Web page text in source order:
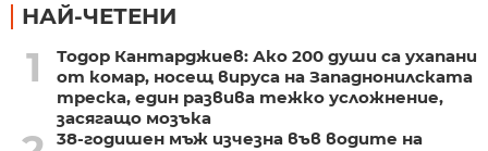
НАЙ-ЧЕТЕНИ
1
Тодор Кантарджиев: Ако 200 души са ухапани
от комар, носещ вируса на Западнонилската
треска, един развива тежко усложнение,
засягащо мозъка
38-годишен мъж изчезна във водите на